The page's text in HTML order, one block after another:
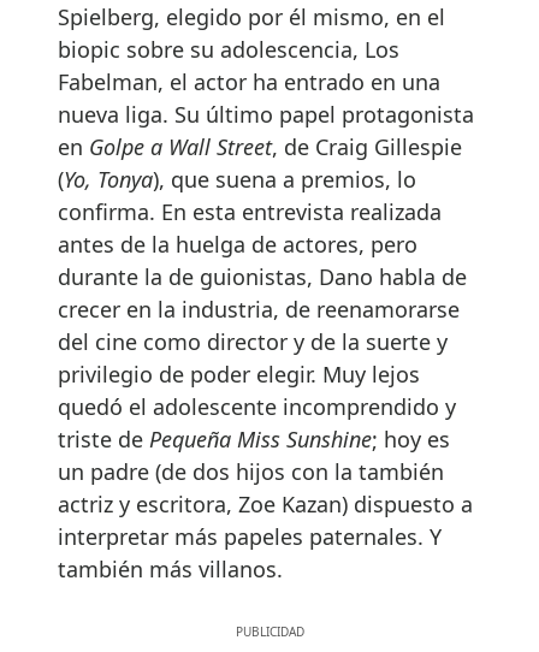
Spielberg, elegido por él mismo, en el
biopic sobre su adolescencia, Los
Fabelman, el actor ha entrado en una
nueva liga. Su último papel protagonista
en Golpe a Wall Street, de Craig Gillespie
(Yo, Tonya), que suena a premios, lo
confirma. En esta entrevista realizada
antes de la huelga de actores, pero
durante la de guionistas, Dano habla de
crecer en la industria, de reenamorarse
del cine como director y de la suerte y
privilegio de poder elegir. Muy lejos
quedó el adolescente incomprendido y
triste de Pequeña Miss Sunshine; hoy es
un padre (de dos hijos con la también
actriz y escritora, Zoe Kazan) dispuesto a
interpretar más papeles paternales. Y
también más villanos.